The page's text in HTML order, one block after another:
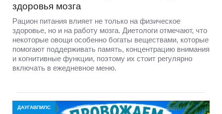
здоровья мозга
Рацион питания влияет не только на физическое
здоровье, но и на работу мозга. Диетологи отмечают, что
некоторые овощи особенно богаты веществами, которые
помогают поддерживать память, концентрацию внимания
и когнитивные функции, поэтому их стоит регулярно
включать в ежедневное меню.
ДАУГАВПИЛС